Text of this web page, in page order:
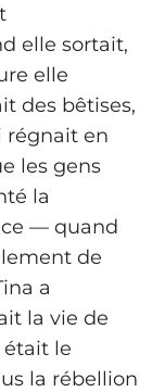
elle sortait,
elle
des bêtises,
régnait en
les gens
la
— quand
de
a
la vie de
était le
la rébellion